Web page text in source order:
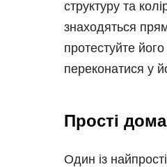
структуру та
знаходяться
протестуйте
переконатися у
Прості
Один із